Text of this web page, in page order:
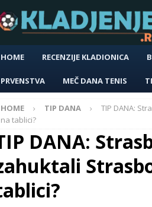
HOME RECENZIJE KLADIONICA
PRVENSTVA MEČ DANA TENIS
HOME TIP DANA
TIP DANA:
na tablici?
DANA: